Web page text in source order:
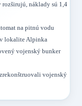
náklady sú 1,4
na pitnú vodu
lokalite Alpinka
vojenský bunker
vojenský